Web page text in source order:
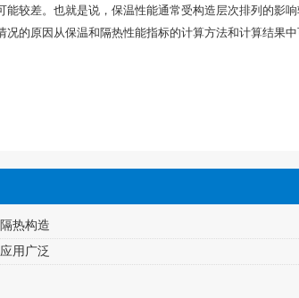
较差。也就是说，保温性能通常受构造层次排列的影
的原因从保温和隔热性能指标的计算方法和计算结果
热构造
用广泛